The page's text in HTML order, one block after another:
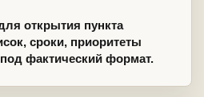
открытия пункта
сроки, приоритеты
фактический формат.